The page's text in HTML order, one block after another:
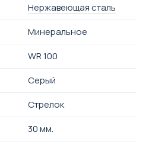
Нержавеющая сталь
Минеральное
WR 100
Серый
Стрелок
30 мм.